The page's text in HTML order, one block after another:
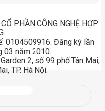
PHẦN CÔNG NGHỆ HỢP
0104509916. Đăng ký lần
03 năm 2010.
2, số 99 phố Tân Mai,
TP. Hà Nội.